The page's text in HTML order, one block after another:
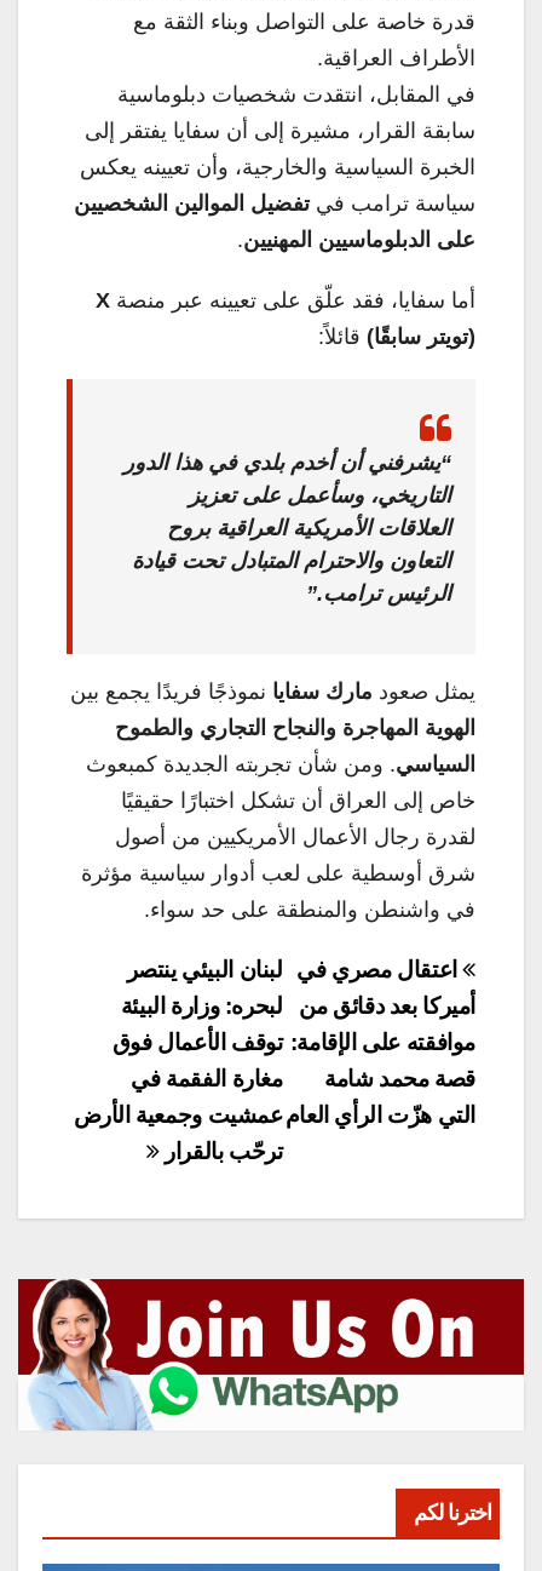
قدرة خاصة على التواصل وبناء الثقة مع
الأطراف العراقية.
في المقابل، انتقدت شخصيات دبلوماسية
سابقة القرار، مشيرة إلى أن سفايا يفتقر إلى
الخبرة السياسية والخارجية، وأن تعيينه يعكس
سياسة ترامب فيتفضيل الموالين الشخصيين
على الدبلوماسيين المهنيين.
أما سفايا، فقد علّق على تعيينه عبر منصة X
(تويتر سابقًا) قائلاً:
“يشرفني أن أخدم بلدي في هذا الدور
التاريخي، وسأعمل على تعزيز
العلاقات الأمريكية العراقية بروح
التعاون والاحترام المتبادل تحت قيادة
الرئيس ترامب.”
يمثل صعود مارك سفايا نموذجًا فريدًا يجمع بين
الهوية المهاجرة والنجاح التجاري والطموح
السياسي. ومن شأن تجربته الجديدة كمبعوث
خاص إلى العراق أن تشكل اختبارًا حقيقيًا
لقدرة رجال الأعمال الأمريكيين من أصول
شرق أوسطية على لعب أدوار سياسية مؤثرة
في واشنطن والمنطقة على حد سواء.
تصفّح
المقالات
لبنان البيئي ينتصر
لبحره: وزارة البيئة
توقف الأعمال فوق
مغارة الفقمة في
عمشيت وجمعية الأرض
ترحّب بالقرار
اعتقال مصري في
أميركا بعد دقائق من
موافقته على الإقامة:
قصة محمد شامة
التي هزّت الرأي العام
اخترنا لكم